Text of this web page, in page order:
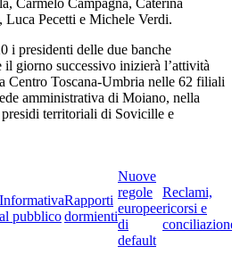
Carmelo Campagna, Caterina
Pecetti e Michele Verdi.
i presidenti delle due banche
giorno successivo inizierà l’attività
Centro Toscana-Umbria nelle 62 filiali
amministrativa di Moiano, nella
territoriali di Sovicille e
Informativa
al pubblico
Rapporti
dormienti
Nuove
regole
europee
di
default
Reclami,
ricorsi e